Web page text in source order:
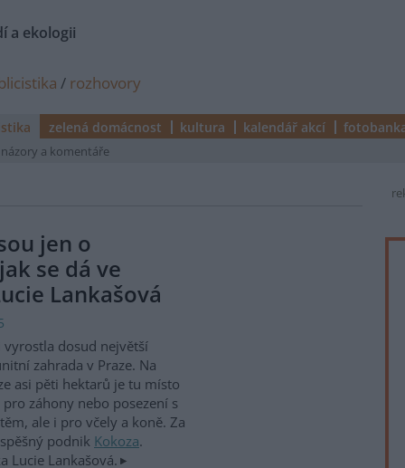
a ekologii
/ rozhovory
zelená domácnost kultura kalendář akcí
názory a komentáře
jen o
se dá ve
Lankašová
vyrostla dosud největší
zahrada v Praze. Na
asi pěti hektarů je tu místo
pro záhony nebo posezení s
ale i pro včely a koně. Za
podnik Kokoza.
Lucie Lankašová.